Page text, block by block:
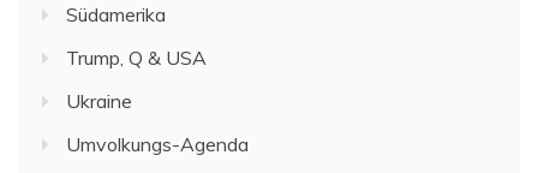
Südamerika
Trump, Q & USA
Ukraine
Umvolkungs-Agenda